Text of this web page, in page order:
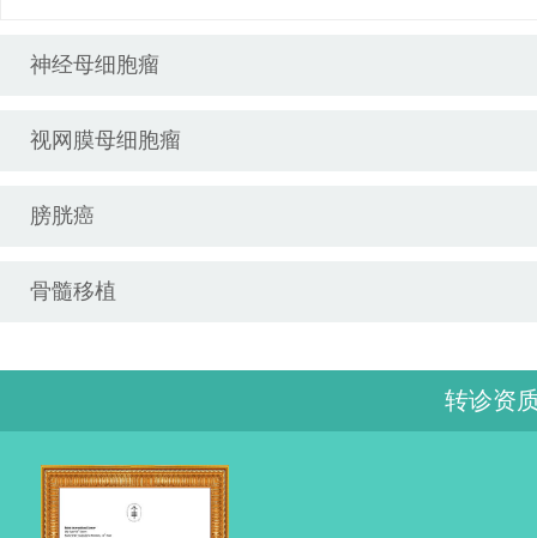
神经母细胞瘤
视网膜母细胞瘤
膀胱癌
骨髓移植
转诊资